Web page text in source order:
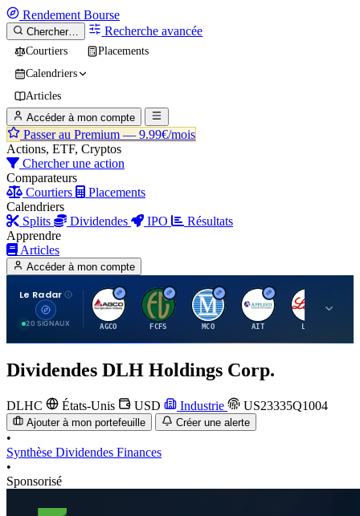
Rendement Bourse
Chercher… Recherche avancée
Courtiers
Placements
Calendriers
Articles
Accéder à mon compte
Passer au Premium — 9.99€/mois
Actions, ETF, Cryptos
Chercher une action
Comparateurs
Courtiers
Placements
Calendriers
Splits
Dividendes IPO
Résultats
Apprendre
Articles
Accéder à mon compte
Le Radar
20 SIGNAUX
A
AGCO
F
FCFS
M
MCO
A
AIT
Dividendes DLH Holdings Corp.
DLHC États-Unis USD Industrie US23335Q1004
Ajouter à mon portefeuille Créer une alerte
•
Synthèse Dividendes Finances
•
Sponsorisé